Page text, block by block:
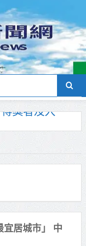
血 蔡順元
月31日補助
盛大登場 新
宜居城市」 中